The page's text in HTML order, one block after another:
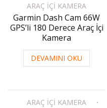
ARAÇ İÇI KAMERA
Garmin Dash Cam 66W
GPS’li 180 Derece Araç İçi
Kamera
DEVAMINI OKU
ARAÇ İÇI KAMERA